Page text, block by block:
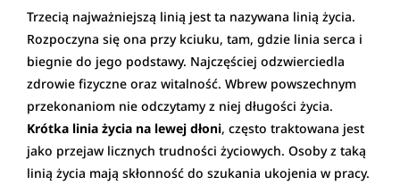
Trzecią najważniejszą linią jest ta nazywana linią życia.
Rozpoczyna się ona przy kciuku, tam, gdzie linia serca i
biegnie do jego podstawy. Najczęściej odzwierciedla
zdrowie fizyczne oraz witalność. Wbrew powszechnym
przekonaniom nie odczytamy z niej długości życia.
Krótka linia życia na lewej dłoni, często traktowana jest
jako przejaw licznych trudności życiowych. Osoby z taką
linią życia mają skłonność do szukania ukojenia w pracy.